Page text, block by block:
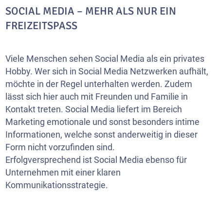
SOCIAL MEDIA – MEHR ALS NUR EIN
FREIZEITSPASS
Viele Menschen sehen Social Media als ein privates
Hobby. Wer sich in Social Media Netzwerken aufhält,
möchte in der Regel unterhalten werden. Zudem
lässt sich hier auch mit Freunden und Familie in
Kontakt treten. Social Media liefert im Bereich
Marketing emotionale und sonst besonders intime
Informationen, welche sonst anderweitig in dieser
Form nicht vorzufinden sind.
Erfolgversprechend ist Social Media ebenso für
Unternehmen mit einer klaren
Kommunikationsstrategie.